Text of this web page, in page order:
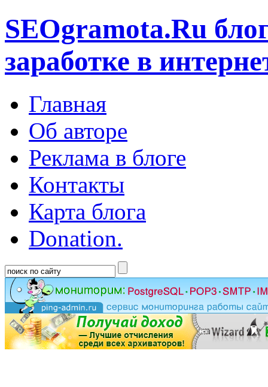
SEOgramota.Ru
заработке в
Главная
Об авторе
Реклама в блоге
Контакты
Карта блога
Donation.